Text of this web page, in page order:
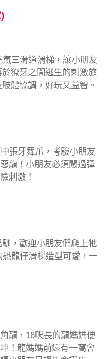
三滑道滑梯，讓小朋友
獠牙之間逃生的刺激旅
體協調，好玩又益智。
張牙舞爪，考驗小朋友
龍！小朋友必須闖過彈
刺激！
，歡迎小朋友們爬上牠
龍仔滑梯造型可愛，一
龍，16呎長的龍媽媽便
！龍媽媽前還有一窩會